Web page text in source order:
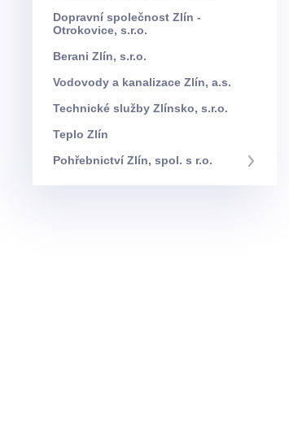
Dopravní společnost Zlín -
Otrokovice, s.r.o.
Berani Zlín, s.r.o.
Vodovody a kanalizace Zlín, a.s.
Technické služby Zlínsko, s.r.o.
Teplo Zlín
Pohřebnictví Zlín, spol. s r.o.